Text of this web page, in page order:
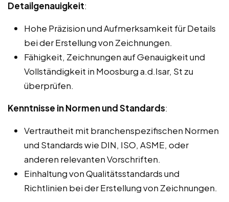
Detailgenauigkeit:
Hohe Präzision und Aufmerksamkeit für Details
bei der Erstellung von Zeichnungen.
Fähigkeit, Zeichnungen auf Genauigkeit und
Vollständigkeit in Moosburg a.d.Isar, St zu
überprüfen.
Kenntnisse in Normen und Standards:
Vertrautheit mit branchenspezifischen Normen
und Standards wie DIN, ISO, ASME, oder
anderen relevanten Vorschriften.
Einhaltung von Qualitätsstandards und
Richtlinien bei der Erstellung von Zeichnungen.